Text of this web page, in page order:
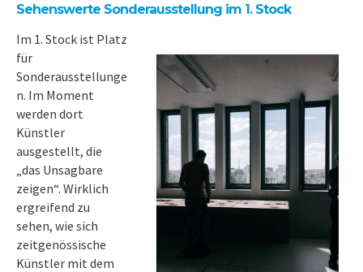
Sehenswerte Sonderausstellung im 1. Stock
Im 1. Stock ist Platz
für
Sonderausstellunge
n. Im Moment
werden dort
Künstler
ausgestellt, die
„das Unsagbare
zeigen“. Wirklich
ergreifend zu
sehen, wie sich
zeitgenössische
Künstler mit dem